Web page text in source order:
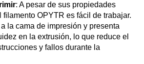
: A pesar de sus propiedades
filamento OPYTR es fácil de trabajar.
la cama de impresión y presenta
en la extrusión, lo que reduce el
y fallos durante la